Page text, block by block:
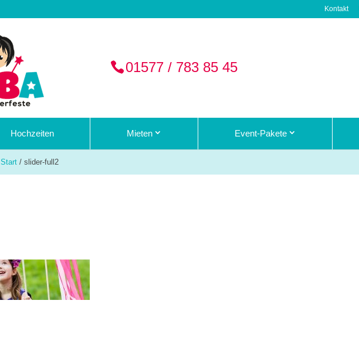
01577 / 783 85 45
Kontakt
Hochzeiten Mieten Event-Pakete
Start/ slider-full2